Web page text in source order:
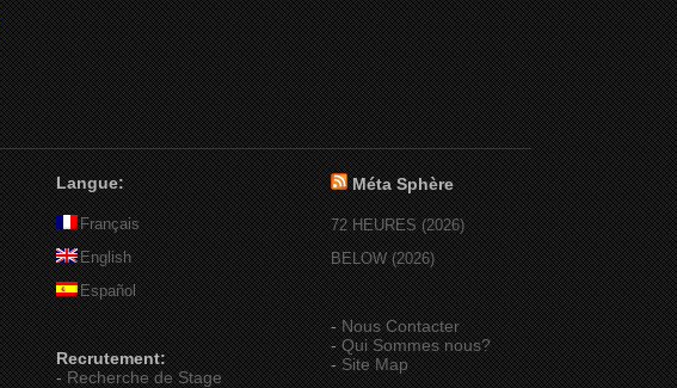
Langue:
Français
English
Español
Recrutement:
-Recherche de Stage
Méta Sphère
72 HEURES (2026)
BELOW (2026)
-Nous Contacter
-Qui Sommes nous?
-Site Map